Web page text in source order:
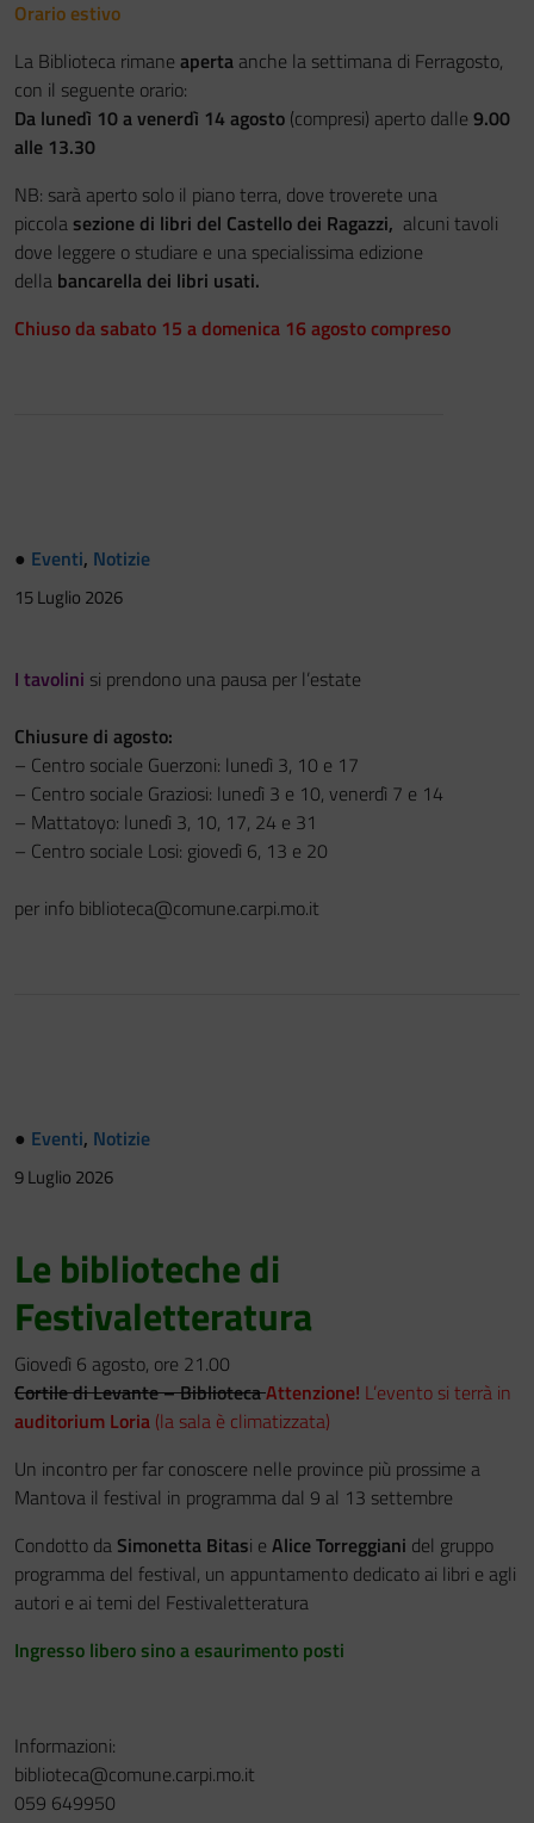
Orario estivo
La Biblioteca rimane aperta anche la settimana di Ferragosto,
con il seguente orario:
Da lunedì 10 a venerdì 14 agosto (compresi) aperto dalle 9.00
alle 13.30
NB: sarà aperto solo il piano terra, dove troverete una
piccola sezione di libri del Castello dei Ragazzi, alcuni tavoli
dove leggere o studiare e una specialissima edizione
della bancarella dei libri usati.
Chiuso da sabato 15 a domenica 16 agosto compreso
● Eventi, Notizie
15 Luglio 2026
I tavolini si prendono una pausa per l’estate
Chiusure di agosto:
– Centro sociale Guerzoni: lunedì 3, 10 e 17
– Centro sociale Graziosi: lunedì 3 e 10, venerdì 7 e 14
– Mattatoyo: lunedì 3, 10, 17, 24 e 31
– Centro sociale Losi: giovedì 6, 13 e 20
per info biblioteca@comune.carpi.mo.it
● Eventi, Notizie
9 Luglio 2026
Le biblioteche di
Festivaletteratura
Giovedì 6 agosto, ore 21.00
Cortile di Levante – BibliotecaAttenzione! L’evento si terrà in
auditorium Loria (la sala è climatizzata)
Un incontro per far conoscere nelle province più prossime a
Mantova il festival in programma dal 9 al 13 settembre
Condotto da Simonetta Bitasi e Alice Torreggiani del gruppo
programma del festival, un appuntamento dedicato ai libri e agli
autori e ai temi del Festivaletteratura
Ingresso libero sino a esaurimento posti
Informazioni:
biblioteca@comune.carpi.mo.it
059 649950